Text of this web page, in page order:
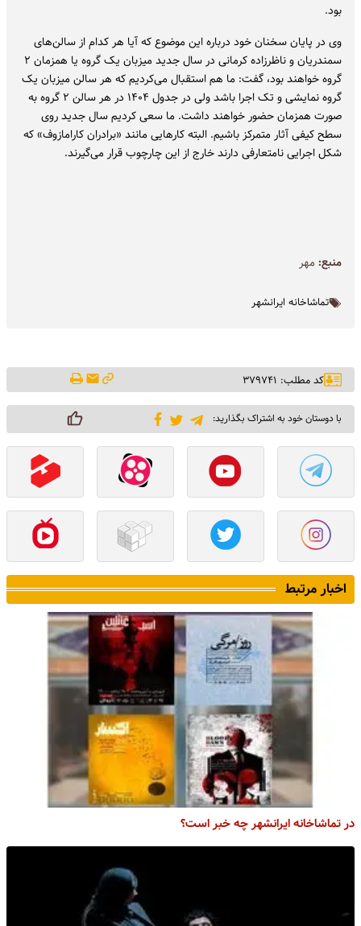
بود.
وی در پایان سخنان خود درباره این موضوع که آیا هر کدام از سالن‌های
سمندریان و ناظرزاده کرمانی در سال جدید میزبان یک گروه یا همزمان ۲
گروه خواهند بود، گفت: ما هم استقبال می‌کردیم که هر سالن میزبان یک
گروه نمایشی و تک اجرا باشد ولی در جدول ۱۴۰۴ در هر سالن ۲ گروه به
صورت همزمان حضور خواهند داشت. ما سعی کردیم سال جدید روی
سطح کیفی آثار متمرکز باشیم. البته کارهایی مانند «برادران کارامازوف» که
شکل اجرایی نامتعارفی دارند خارج از این چارچوب قرار می‌گیرند.
منبع: مهر
تماشاخانه ایرانشهر
کد مطلب: ۳۷۹۷۴۱
با دوستان خود به اشتراک بگذارید:
اخبار مرتبط
در تماشاخانه ایرانشهر چه خبر است؟